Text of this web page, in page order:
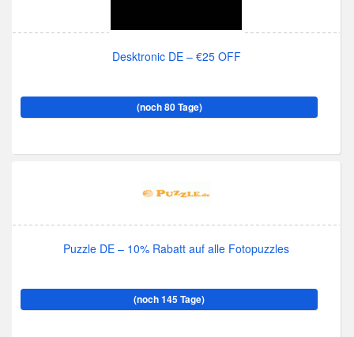
Desktronic DE – €25 OFF
(noch 80 Tage)
Puzzle DE – 10% Rabatt auf alle Fotopuzzles
(noch 145 Tage)